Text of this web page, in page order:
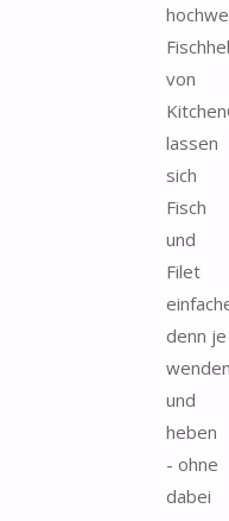
von
lassen
sich
Fisch
und
Filet
denn je
wenden
und
heben
- ohne
dabei